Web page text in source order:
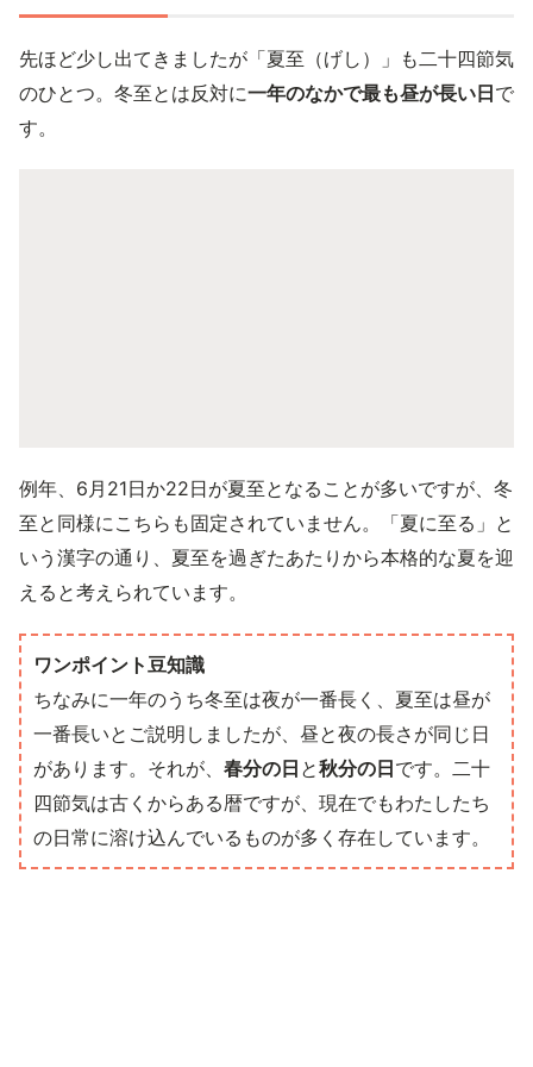
先ほど少し出てきましたが「夏至（げし）」も二十四節気
のひとつ。冬至とは反対に一年のなかで最も昼が長い日で
す。
例年、6月21日か22日が夏至となることが多いですが、冬
至と同様にこちらも固定されていません。「夏に至る」と
いう漢字の通り、夏至を過ぎたあたりから本格的な夏を迎
えると考えられています。
ワンポイント豆知識
ちなみに一年のうち冬至は夜が一番長く、夏至は昼が
一番長いとご説明しましたが、昼と夜の長さが同じ日
があります。それが、 春分の日 と秋分の日です。二十
四節気は古くからある暦ですが、現在でもわたしたち
の日常に溶け込んでいるものが多く存在しています。